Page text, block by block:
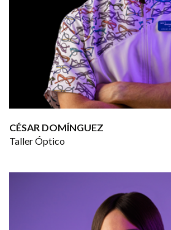
CÉSAR DOMÍNGUEZ
Taller Óptico